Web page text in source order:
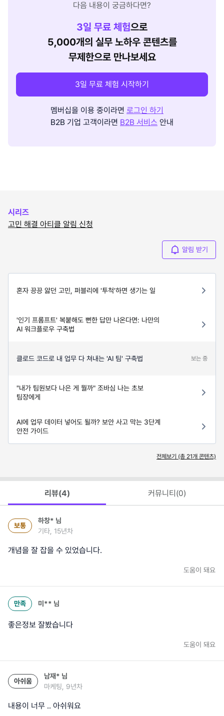
다음 내용이 궁금하다면?
3일 무료 체험으로
5,000개의 실무 노하우 콘텐츠를
무제한으로 만나보세요
3일 무료 체험 시작하기
멤버십을 이용 중이라면 로그인 하기
B2B 기업 고객이라면 B2B 서비스 안내
시리즈
고민 해결 아티클 알림 신청
알림 받기
혼자 끙끙 앓던 고민, 퍼블리에 '투척'하면 생기는 일
'인기 프롬프트' 복붙해도 뻔한 답만 나온다면: 나만의
AI 워크플로우 구축법
클로드 코드로 내 업무 다 쳐내는 'AI 팀' 구축법 보는 중
"내가 팀원보다 나은 게 뭘까" 조바심 나는 초보
팀장에게
AI에 업무 데이터 넣어도 될까? 보안 사고 막는 3단계
안전 가이드
전체보기 (총 21개 콘텐츠)
리뷰(4) 커뮤니티(0)
보통
하창* 님
기타, 15년차
개념을 잘 잡을 수 있었습니다.
도움이 돼요
만족 미** 님
좋은정보 잘봤습니다
도움이 돼요
아쉬움
남재* 님
마케팅, 9년차
내용이 너무 .. 아쉬워요